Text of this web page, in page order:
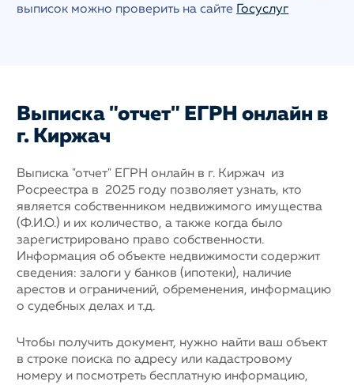
выписок можно проверить на сайте
Госуслуг
Выписка "отчет" ЕГРН онлайн в
г. Киржач
Выписка "отчет" ЕГРН онлайн в г. Киржач из
Росреестра в 2025 году позволяет узнать, кто
является собственником недвижимого имущества
(Ф.И.О.) и их количество, а также когда было
зарегистрировано право собственности.
Информация об объекте недвижимости содержит
сведения: залоги у банков (ипотеки), наличие
арестов и ограничений, обременения, информацию
о судебных делах и т.д.
Чтобы получить документ, нужно найти ваш объект
в строке поиска по адресу или кадастровому
номеру и посмотреть бесплатную информацию,